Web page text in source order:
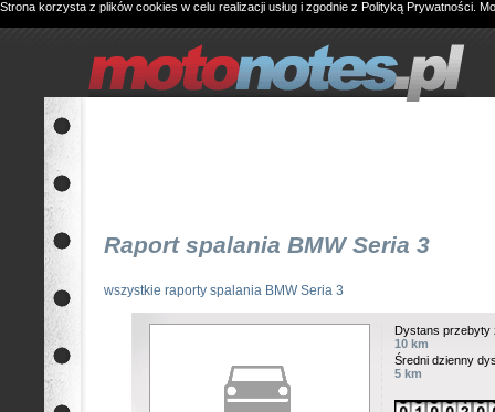
Strona korzysta z plików cookies w celu realizacji usług i zgodnie z Polityką Prywatności .
Raport spalania BMW Seria 3
wszystkie raporty spalania BMW Seria 3
Dystans przebyty
10 km
Średni dzienny
5 km